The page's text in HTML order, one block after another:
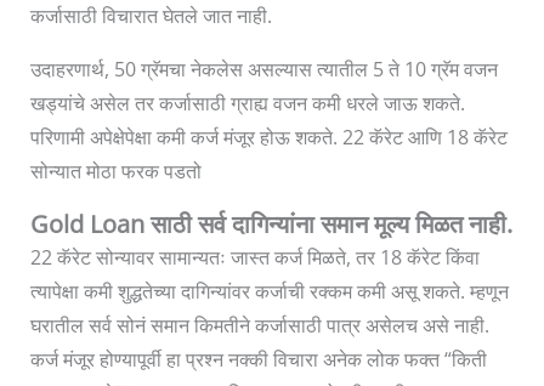
कर्जासाठी विचारात घेतले जात नाही.
उदाहरणार्थ, 50 ग्रॅमचा नेकलेस असल्यास त्यातील 5 ते 10 ग्रॅम वजन
खड्यांचे असेल तर कर्जासाठी ग्राह्य वजन कमी धरले जाऊ शकते.
परिणामी अपेक्षेपेक्षा कमी कर्ज मंजूर होऊ शकते. 22 कॅरेट आणि 18 कॅरेट
सोन्यात मोठा फरक पडतो
Gold Loan साठी सर्व दागिन्यांना समान मूल्य मिळत नाही.
22 कॅरेट सोन्यावर सामान्यतः जास्त कर्ज मिळते, तर 18 कॅरेट किंवा
त्यापेक्षा कमी शुद्धतेच्या दागिन्यांवर कर्जाची रक्कम कमी असू शकते. म्हणून
घरातील सर्व सोनं समान किमतीने कर्जासाठी पात्र असेलच असे नाही.
कर्ज मंजूर होण्यापूर्वी हा प्रश्न नक्की विचारा अनेक लोक फक्त “किती